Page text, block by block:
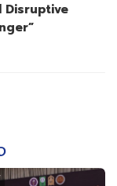
Disruptive
”